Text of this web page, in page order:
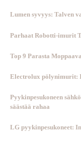
Lumen syvyys: Talven
Parhaat Robotti-imurit
Top 9 Parasta
Electrolux pölynimurit:
Pyykinpesukoneen
säästää rahaa
LG pyykinpesukoneet: